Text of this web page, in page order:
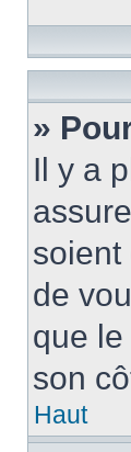
»
Il y a
soient
de
que
son
Haut